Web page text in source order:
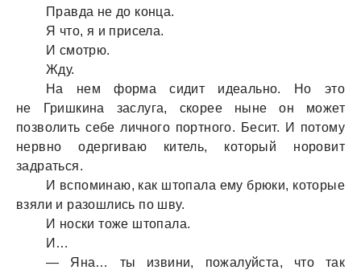
Правда не до конца.
Я что, я и присела.
И смотрю.
Жду.
На нем форма сидит идеально. Но это
не Гришкина заслуга, скорее ныне он может
позволить себе личного портного. Бесит. И потому
нервно одергиваю китель, который норовит
задраться.
И вспоминаю, как штопала ему брюки, которые
взяли и разошлись по шву.
И носки тоже штопала.
И…
— Яна… ты извини, пожалуйста, что так